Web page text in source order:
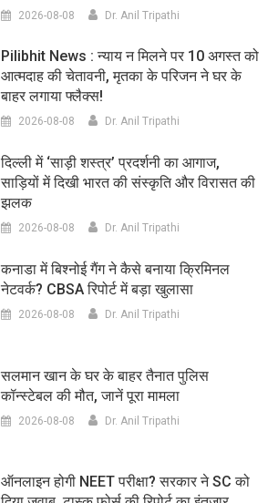
2026-08-08 Dr. Anil Tripathi
Pilibhit News : न्याय न मिलने पर 10 अगस्त को
आत्मदाह की चेतावनी, मृतका के परिजन ने घर के
बाहर लगाया फ्लैक्स!
2026-08-08 Dr. Anil Tripathi
दिल्ली में ‘साड़ी शस्त्र’ प्रदर्शनी का आगाज,
साड़ियों में दिखी भारत की संस्कृति और विरासत की
झलक
2026-08-08 Dr. Anil Tripathi
कनाडा में बिश्नोई गैंग ने कैसे बनाया क्रिमिनल
नेटवर्क? CBSA रिपोर्ट में बड़ा खुलासा
2026-08-08 Dr. Anil Tripathi
सलमान खान के घर के बाहर तैनात पुलिस
कॉन्स्टेबल की मौत, जानें पूरा मामला
2026-08-08 Dr. Anil Tripathi
ऑनलाइन होगी NEET परीक्षा? सरकार ने SC को